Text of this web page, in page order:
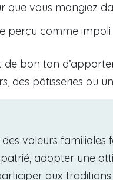
que vous mangiez
perçu comme impoli
bon ton
des pâtisseries ou
valeurs familiales
adopter une
aux